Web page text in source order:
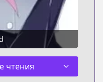
чтения